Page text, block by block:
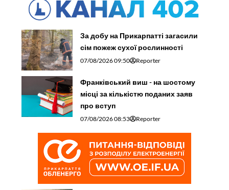
За добу на Прикарпатті загасили
сім пожеж сухої рослинності
07/08/2026 09:50 Reporter
Франківський виш - на шостому
місці за кількістю поданих заяв
про вступ
07/08/2026 08:53 Reporter